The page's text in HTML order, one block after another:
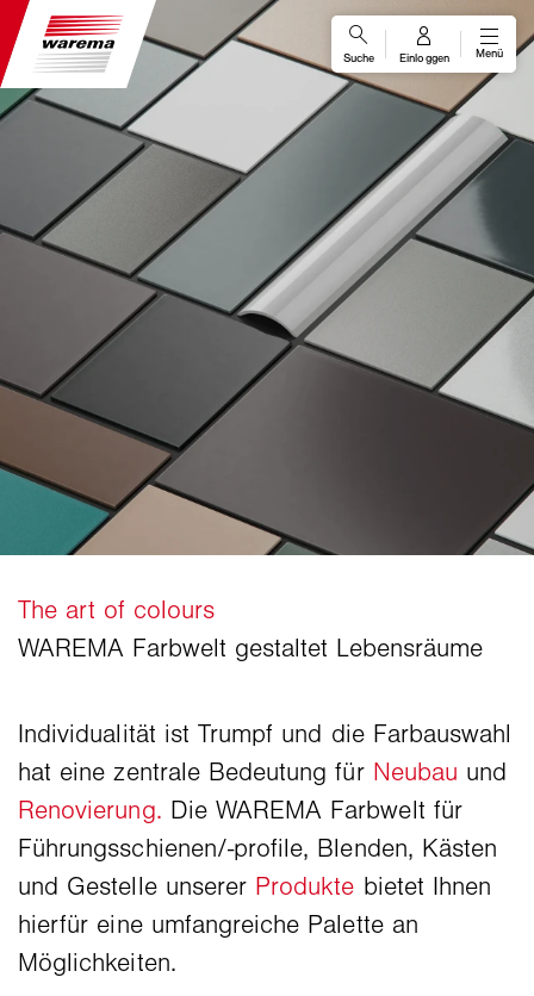
Individualität ist Trumpf und die Farbauswahl
hat eine zentrale Bedeutung für Neubau und
Renovierung. Die WAREMA Farbwelt für
Führungsschienen/-profile, Blenden, Kästen
und Gestelle unserer Produkte bietet Ihnen
hierfür eine umfangreiche Palette an
Möglichkeiten.